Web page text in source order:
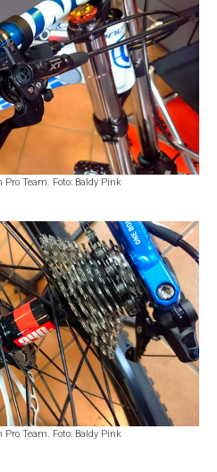
Team. Foto: Baldy Pink
Team. Foto: Baldy Pink